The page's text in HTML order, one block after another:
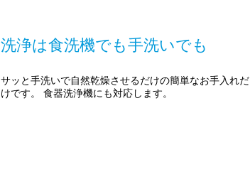
洗浄は食洗機でも手洗いでも
サッと手洗いで自然乾燥させるだけの簡単なお手入れだ
けです。 食器洗浄機にも対応します。